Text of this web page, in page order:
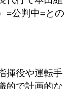
=公判中=との
揮役や運転手
的で計画的な